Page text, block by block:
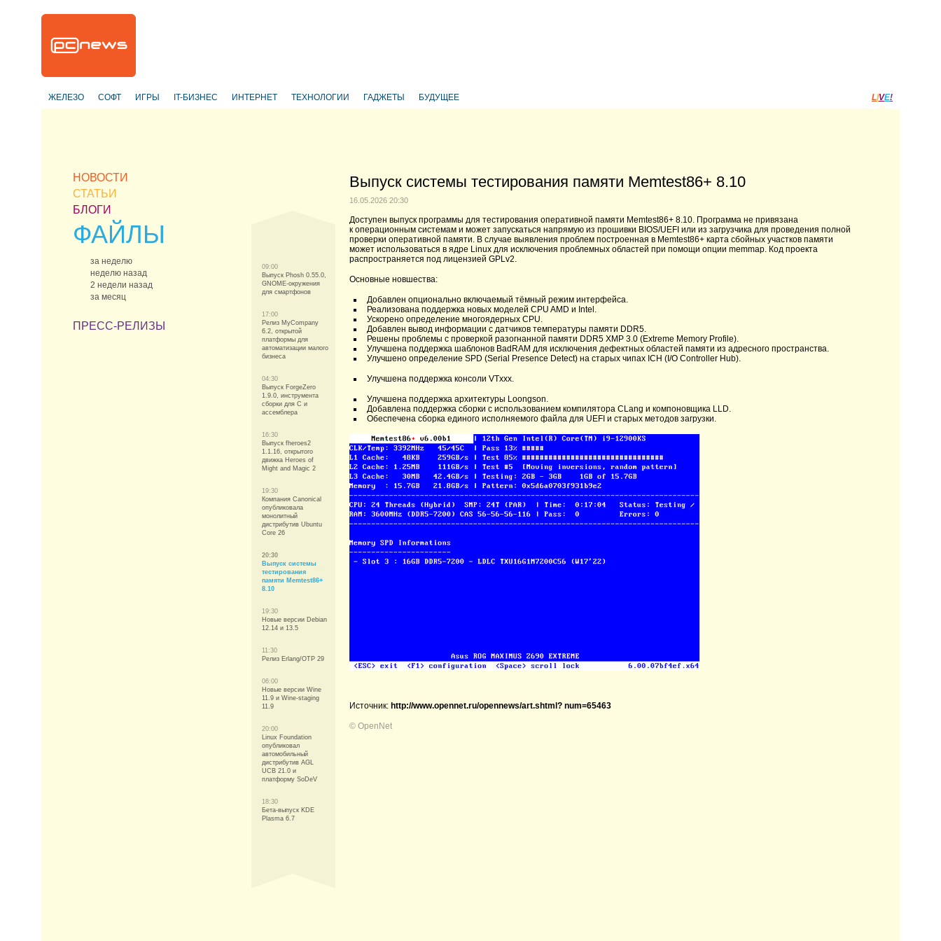
ЖЕЛЕЗО СОФТ ИГРЫ IT-БИЗНЕС ИНТЕРНЕТ ТЕХНОЛОГИИ ГАДЖЕТЫ БУДУЩЕЕ LIVE!
НОВОСТИ
СТАТЬИ
БЛОГИ
ФАЙЛЫ
за неделю
неделю назад
2 недели назад
за месяц
ПРЕСС-РЕЛИЗЫ
09:00
Выпуск Phosh 0.55.0,
GNOME-окружения
для смартфонов
17:00
Релиз MyCompany
6.2, открытой
платформы для
автоматизации малого
бизнеса
04:30
Выпуск ForgeZero
1.9.0, инструмента
сборки для C и
ассемблера
16:30
Выпуск fheroes2
1.1.16, открытого
движка Heroes of
Might and Magic 2
19:30
Компания Canonical
опубликовала
монолитный
дистрибутив Ubuntu
Core 26
20:30
Выпуск системы
тестирования
памяти Memtest86+
8.10
19:30
Новые версии Debian
12.14 и 13.5
11:30
Релиз Erlang/OTP 29
06:00
Новые версии Wine
11.9 и Wine-staging
11.9
20:00
Linux Foundation
опубликовал
автомобильный
дистрибутив AGL
UCB 21.0 и
платформу SoDeV
18:30
Бета-выпуск KDE
Plasma 6.7
Выпуск системы тестирования памяти Memtest86+ 8.10
16.05.2026 20:30
Доступен выпуск программы для тестирования оперативной памяти Memtest86+ 8.10. Программа не привязана
к операционным системам и может запускаться напрямую из прошивки BIOS/UEFI или из загрузчика для проведения полной
проверки оперативной памяти. В случае выявления проблем построенная в Memtest86+ карта сбойных участков памяти
может использоваться в ядре Linux для исключения проблемных областей при помощи опции memmap. Код проекта
распространяется под лицензией GPLv2.
Основные новшества:
Добавлен опционально включаемый тёмный режим интерфейса.
Реализована поддержка новых моделей CPU AMD и Intel.
Ускорено определение многоядерных CPU.
Добавлен вывод информации с датчиков температуры памяти DDR5.
Решены проблемы с проверкой разогнанной памяти DDR5 XMP 3.0 (Extreme Memory Profile).
Улучшена поддержка шаблонов BadRAM для исключения дефектных областей памяти из адресного пространства.
Улучшено определение SPD (Serial Presence Detect) на старых чипах ICH (I/O Controller Hub).
Улучшена поддержка консоли VTxxx.
Улучшена поддержка архитектуры Loongson.
Добавлена поддержка сборки с использованием компилятора CLang и компоновщика LLD.
Обеспечена сборка единого исполняемого файла для UEFI и старых методов загрузки.
Источник: http://www.opennet.ru/opennews/art.shtml? num=65463
© OpenNet